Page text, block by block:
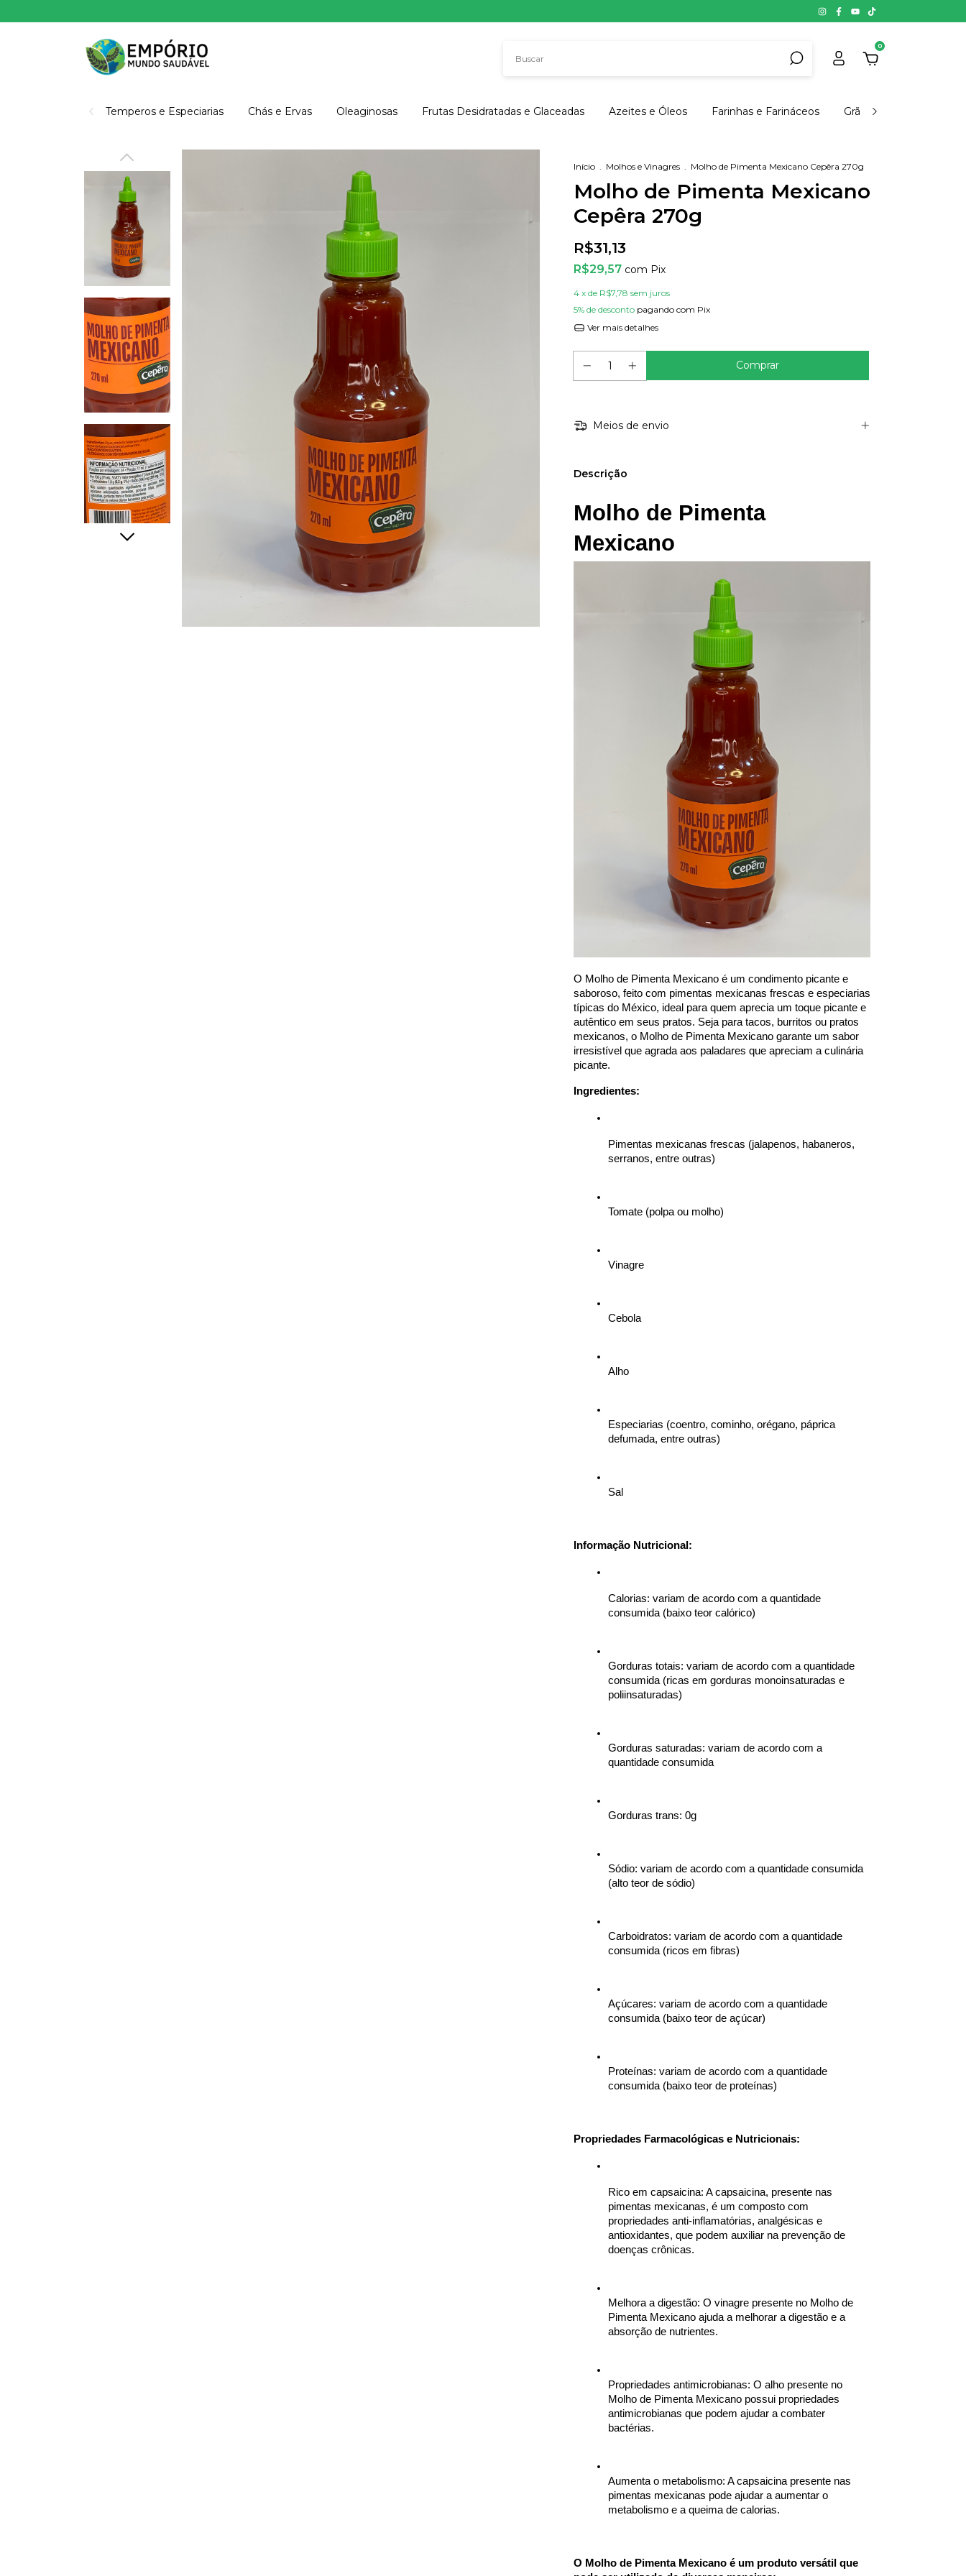
0
Temperos e Especiarias Chás e Ervas Oleaginosas Frutas Desidratadas e Glaceadas Azeites e Óleos Farinhas e Farináceos Grãos, Cereais e
Início . Molhos e Vinagres . Molho de Pimenta Mexicano Cepêra 270g
Molho de Pimenta Mexicano
Cepêra 270g
R$31,13
R$29,57 com Pix
4 x de R$7,78 sem juros
5% de desconto pagando com Pix
Ver mais detalhes
Meios de envio
Descrição
Molho de Pimenta
Mexicano
O Molho de Pimenta Mexicano é um condimento picante e
saboroso, feito com pimentas mexicanas frescas e especiarias
típicas do México, ideal para quem aprecia um toque picante e
autêntico em seus pratos. Seja para tacos, burritos ou pratos
mexicanos, o Molho de Pimenta Mexicano garante um sabor
irresistível que agrada aos paladares que apreciam a culinária
picante.
Ingredientes:
Pimentas mexicanas frescas (jalapenos, habaneros,
serranos, entre outras)
Tomate (polpa ou molho)
Vinagre
Cebola
Alho
Especiarias (coentro, cominho, orégano, páprica
defumada, entre outras)
Sal
Informação Nutricional:
Calorias: variam de acordo com a quantidade
consumida (baixo teor calórico)
Gorduras totais: variam de acordo com a quantidade
consumida (ricas em gorduras monoinsaturadas e
poliinsaturadas)
Gorduras saturadas: variam de acordo com a
quantidade consumida
Gorduras trans: 0g
Sódio: variam de acordo com a quantidade consumida
(alto teor de sódio)
Carboidratos: variam de acordo com a quantidade
consumida (ricos em fibras)
Açúcares: variam de acordo com a quantidade
consumida (baixo teor de açúcar)
Proteínas: variam de acordo com a quantidade
consumida (baixo teor de proteínas)
Propriedades Farmacológicas e Nutricionais:
Rico em capsaicina: A capsaicina, presente nas
pimentas mexicanas, é um composto com
propriedades anti-inflamatórias, analgésicas e
antioxidantes, que podem auxiliar na prevenção de
doenças crônicas.
Melhora a digestão: O vinagre presente no Molho de
Pimenta Mexicano ajuda a melhorar a digestão e a
absorção de nutrientes.
Propriedades antimicrobianas: O alho presente no
Molho de Pimenta Mexicano possui propriedades
antimicrobianas que podem ajudar a combater
bactérias.
Aumenta o metabolismo: A capsaicina presente nas
pimentas mexicanas pode ajudar a aumentar o
metabolismo e a queima de calorias.
O Molho de Pimenta Mexicano é um produto versátil que